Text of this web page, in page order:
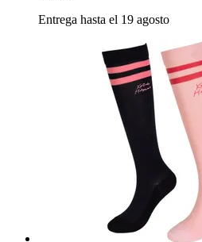
Entrega hasta el 19 agosto